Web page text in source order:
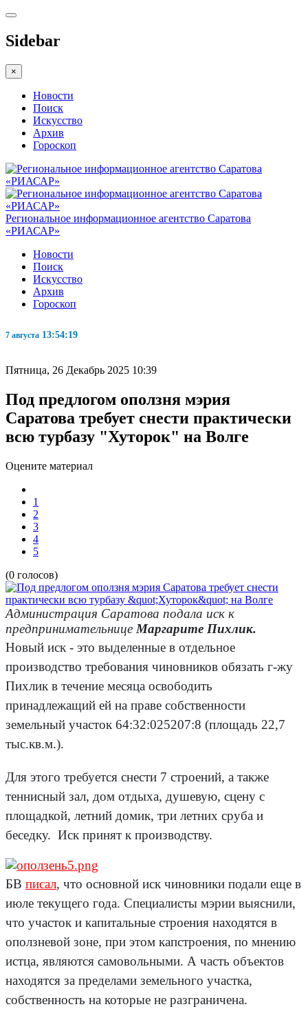
Sidebar
×
Новости
Поиск
Искусство
Архив
Гороскоп
Региональное информационное агентство Саратова
«РИАСАР»
Новости
Поиск
Искусство
Архив
Гороскоп
7 августа 13:54:20
Пятница, 26 Декабрь 2025 10:39
Под предлогом оползня мэрия
Саратова требует снести практически
всю турбазу "Хуторок" на Волге
Оцените материал
1
2
3
4
5
(0 голосов)
Администрация Саратова подала иск к
предпринимательнице Маргарите Пихлик.
Новый иск - это выделенные в отдельное
производство требования чиновников обязать г-жу
Пихлик в течение месяца освободить
принадлежащий ей на праве собственности
земельный участок 64:32:025207:8 (площадь 22,7
тыс.кв.м.).
Для этого требуется снести 7 строений, а также
теннисный зал, дом отдыха, душевую, сцену с
площадкой, летний домик, три летних сруба и
беседку. Иск принят к производству.
БВ писал, что основной иск чиновники подали еще в
июле текущего года. Специалисты мэрии выяснили,
что участок и капитальные строения находятся в
оползневой зоне, при этом капстроения, по мнению
истца, являются самовольными. А часть объектов
находятся за пределами земельного участка,
собственность на которые не разграничена.